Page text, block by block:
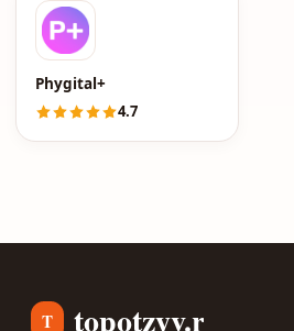
Phygital+
4.7
T topotzyv.ru